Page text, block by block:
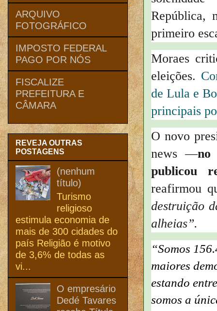
República,
primeiro
Moraes
eleições.
de Lula e
principais
O novo
news —no
publicou
reafirmou
destruição
alheias”.
“Somos
maiores
estando
somos a
ARQUIVO
FOTOGRÁFICO
IMPOSTO FEDERAL
PAGO POR NÓS
FISCALIZE
PREFEITURA E
CÂMARA
REVEJA OUTRAS
POSTAGENS
(nenhum
título)
Turismo
religioso
estimula economia de
mais de 300 cidades do
país Religião é motivo
de 3,6% de todas as
vi...
O empresário
Dedé Tavares